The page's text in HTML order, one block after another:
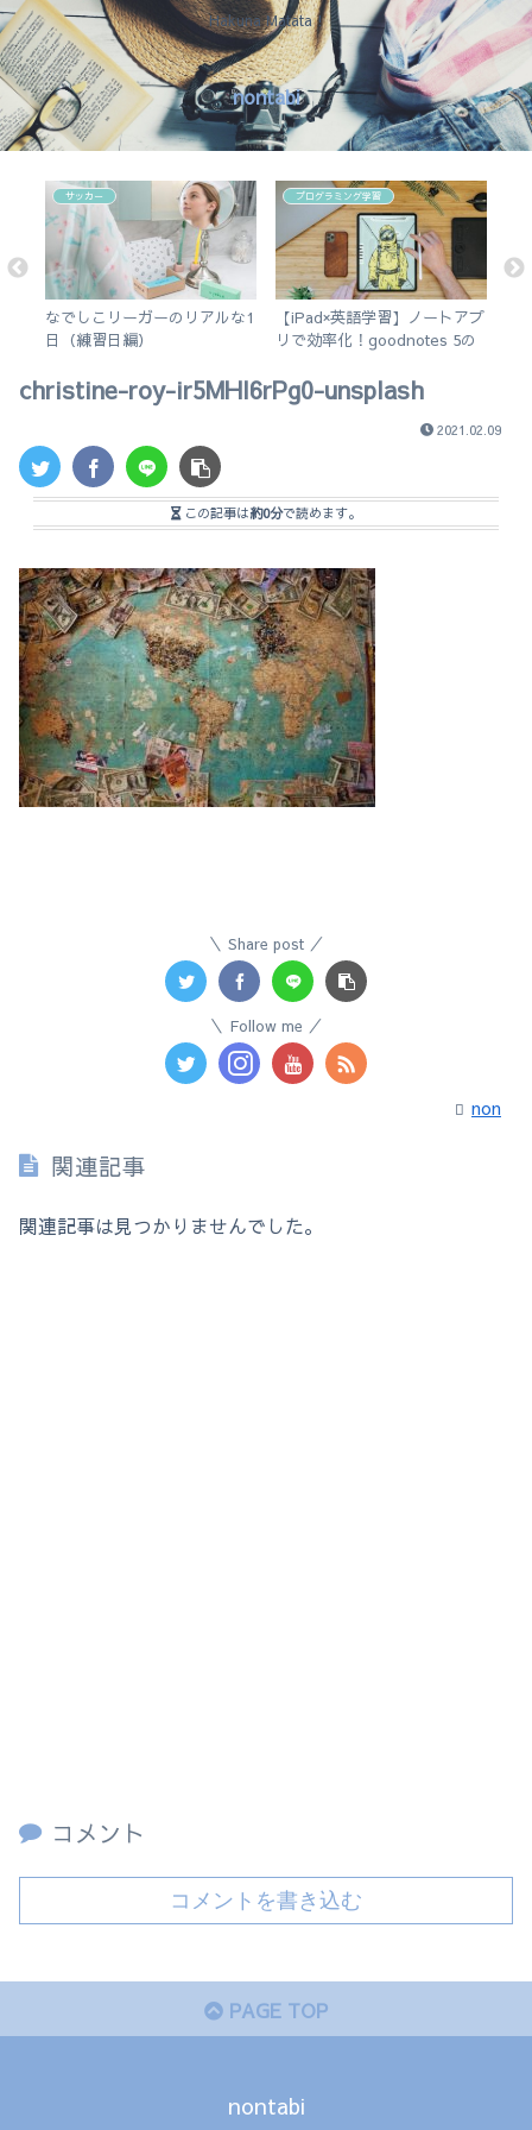
Hakuna Matata !
nontabi
サッカー
なでしこリーガーのリアルな1
日（練習日編）
プログラミング学習
【iPad×英語学習】ノートアプ
リで効率化！goodnotes 5の
christine-roy-ir5MHI6rPg0-unsplash
2021.02.09
この記事は約0分で読めます。
Share post
Follow me
non
関連記事
関連記事は見つかりませんでした。
コメント
コメントを書き込む
PAGE TOP
nontabi